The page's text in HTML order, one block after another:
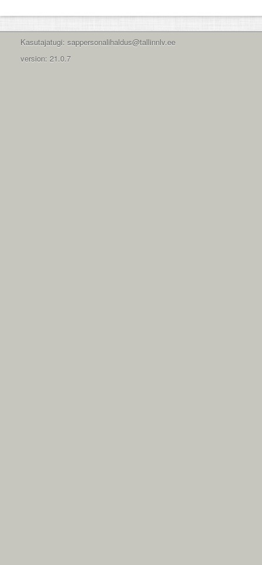
Kasutajatugi: sappersonalihaldus@tallinnlv.ee
version: 21.0.7